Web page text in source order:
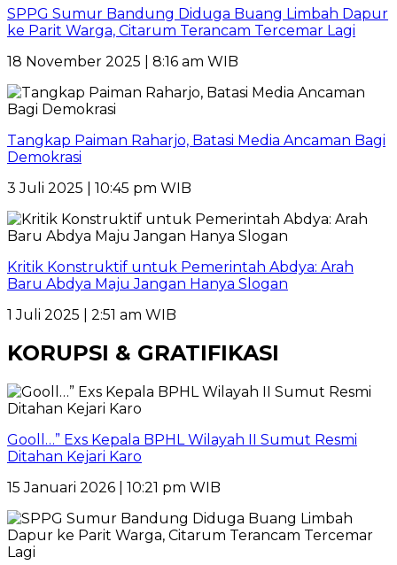
SPPG Sumur Bandung Diduga Buang Limbah Dapur
ke Parit Warga, Citarum Terancam Tercemar Lagi
18 November 2025 | 8:16 am WIB
Tangkap Paiman Raharjo, Batasi Media Ancaman Bagi
Demokrasi
3 Juli 2025 | 10:45 pm WIB
Kritik Konstruktif untuk Pemerintah Abdya: Arah
Baru Abdya Maju Jangan Hanya Slogan
1 Juli 2025 | 2:51 am WIB
KORUPSI & GRATIFIKASI
Gooll…” Exs Kepala BPHL Wilayah II Sumut Resmi
Ditahan Kejari Karo
15 Januari 2026 | 10:21 pm WIB